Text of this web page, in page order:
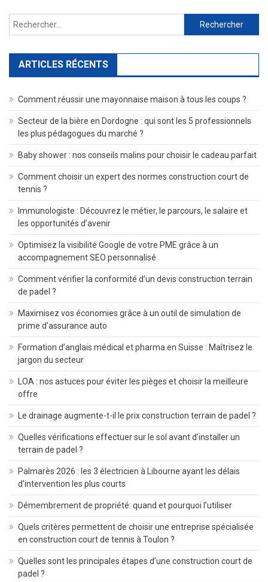
Rechercher :
ARTICLES RÉCENTS
Comment réussir une mayonnaise maison à tous les coups ?
Secteur de la bière en Dordogne : qui sont les 5 professionnels
les plus pédagogues du marché ?
Baby shower : nos conseils malins pour choisir le cadeau parfait
Comment choisir un expert des normes construction court de
tennis ?
Immunologiste : Découvrez le métier, le parcours, le salaire et
les opportunités d’avenir
Optimisez la visibilité Google de votre PME grâce à un
accompagnement SEO personnalisé
Comment vérifier la conformité d’un devis construction terrain
de padel ?
Maximisez vos économies grâce à un outil de simulation de
prime d’assurance auto
Formation d’anglais médical et pharma en Suisse : Maîtrisez le
jargon du secteur
LOA : nos astuces pour éviter les pièges et choisir la meilleure
offre
Le drainage augmente-t-il le prix construction terrain de padel ?
Quelles vérifications effectuer sur le sol avant d’installer un
terrain de padel ?
Palmarès 2026 : les 3 électricien à Libourne ayant les délais
d’intervention les plus courts
Démembrement de propriété: quand et pourquoi l’utiliser
Quels critères permettent de choisir une entreprise spécialisée
en construction court de tennis à Toulon ?
Quelles sont les principales étapes d’une construction court de
padel ?